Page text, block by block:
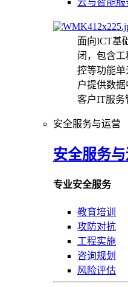
云与智能服
面向ICT基
闭，包含
控等功能
户提供数
客户IT服务
安全服务与运营
安全服务
专业安全服务
教育培训
攻防对抗
工程实施
咨询规划
风险评估